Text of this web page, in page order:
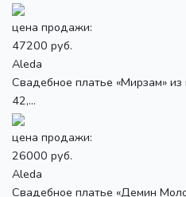
цена продажи:
47200 руб.
Aleda
Свадебное платье «Мирзам» из
42,...
цена продажи:
26000 руб.
Aleda
Свадебное платье «Демин